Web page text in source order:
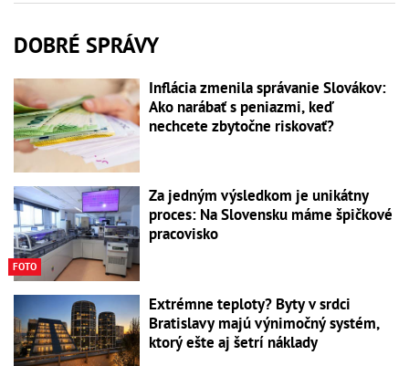
DOBRÉ SPRÁVY
Inflácia zmenila správanie Slovákov:
Ako narábať s peniazmi, keď
nechcete zbytočne riskovať?
FOTO
Za jedným výsledkom je unikátny
proces: Na Slovensku máme špičkové
pracovisko
Extrémne teploty? Byty v srdci
Bratislavy majú výnimočný systém,
ktorý ešte aj šetrí náklady